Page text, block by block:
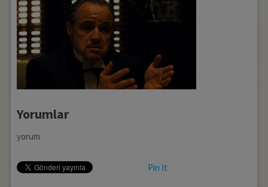
Yorumlar
yorum
Pin It